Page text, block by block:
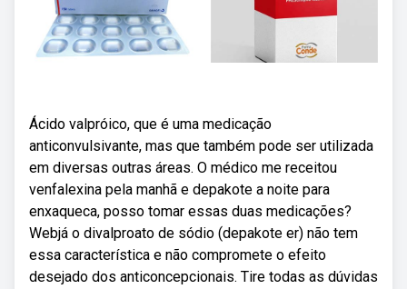
Ácido valpróico, que é uma medicação
anticonvulsivante, mas que também pode ser utilizada
em diversas outras áreas. O médico me receitou
venfalexina pela manhã e depakote a noite para
enxaqueca, posso tomar essas duas medicações?
Webjá o divalproato de sódio (depakote er) não tem
essa característica e não compromete o efeito
desejado dos anticoncepcionais. Tire todas as dúvidas